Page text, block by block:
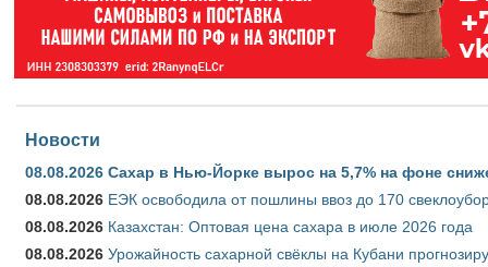
Новости
08.08.2026 Сахар в Нью-Йорке вырос на 5,7% на фоне
08.08.2026 ЕЭК освободила от пошлины ввоз до 170
08.08.2026 Казахстан: Оптовая цена сахара в июле 2026 года
08.08.2026 Урожайность сахарной свёклы на Кубани